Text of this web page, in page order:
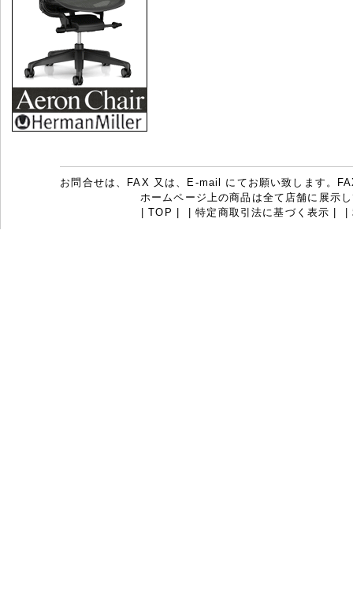
お問合せは、FAX 又は、E-mail にてお願い致します。
ホームページ上の商品は全て店舗に展示
|TOP |特定商取引法に基づく表示 |